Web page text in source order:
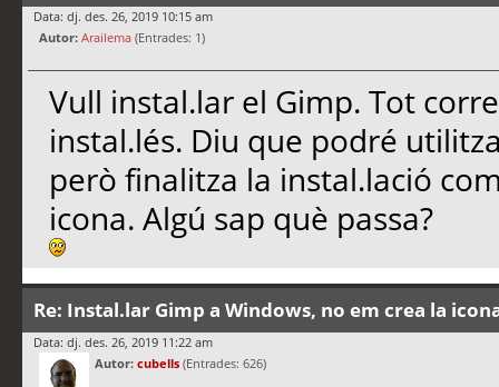
Data: dj. des. 26, 2019 10:15 am
Autor: Arailema (Entrades: 1)
Vull instal.lar el Gimp. Tot
instal.lés. Diu que podré
però finalitza la instal.lació
icona. Algú sap què passa?
Re: Instal.lar Gimp a Windows, no em crea la
Data: dj. des. 26, 2019 11:22 am
Autor: cubells (Entrades: 626)